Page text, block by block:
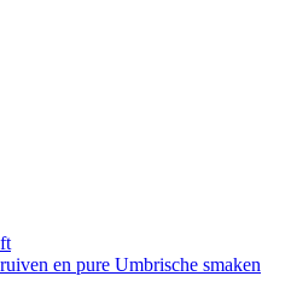
en pure Umbrische smaken